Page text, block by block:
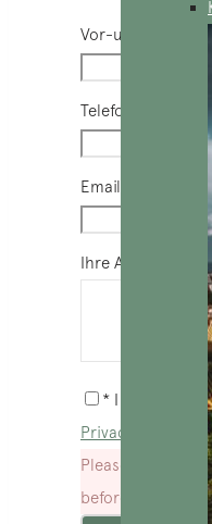
Vor-und
Telefon
Email
Ihre Anfrage
* I agree with
Privacy
Please agree to
before